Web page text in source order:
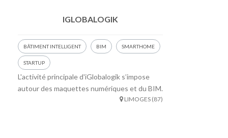
IGLOBALOGIK
BÂTIMENT INTELLIGENT BIM SMARTHOME
STARTUP
L'activité principale d'iGlobalogik s’impose
autour des maquettes numériques et du BIM.
LIMOGES (87)